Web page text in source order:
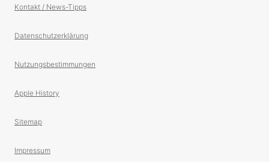
Kontakt / News-Tipps
Datenschutzerklärung
Nutzungsbestimmungen
Apple History
Sitemap
Impressum